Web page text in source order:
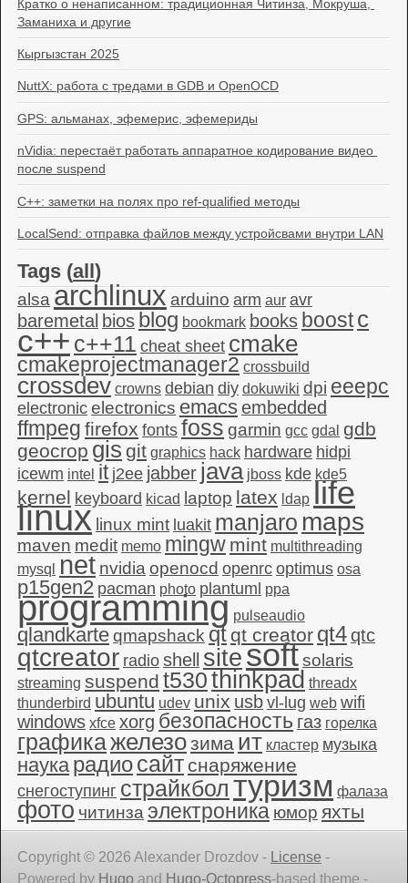
Кратко о ненаписанном: традиционная Читинза, Мокруша,
Заманиха и другие
Кыргызстан 2025
NuttX: работа с тредами в GDB и OpenOCD
GPS: альманах, эфемерис, эфемериды
nVidia: перестаёт работать аппаратное кодирование видео
после suspend
C++: заметки на полях про ref-qualified методы
LocalSend: отправка файлов между устройсвами внутри LAN
Tags (all)
alsaarchlinux arduino arm aur avr
baremetal bios blog bookmark books boost c
c++c++11 cheat sheet cmake
cmakeprojectmanager2 crossbuild
crossdev crowns debian diy dokuwiki dpi eeepc
electronic electronics emacsembedded
ffmpeg firefox fonts foss garmin gcc gdal gdb
geocrop gis git graphics hack hardware hidpi
icewm intel it j2ee jabber java jboss kde kde5
kernel keyboard kicad laptop latex ldap life
linux linux mint luakit manjaro maps
maven medit memo mingw mint multithreading
mysql
net nvidiaopenocd openrc optimus osa
p15gen2 pacman photo plantuml ppa
programming pulseaudio
qlandkarteqmapshack qt qt creator qt4qtc
qtcreator radio shell sitesoftsolaris
streaming suspend t530thinkpad threadx
thunderbird ubuntu udev unix usb vl-lug web wifi
windows xfce xorg безопасность газ горелка
графикажелезозима ит кластер музыка
наука радиосайт снаряжение
снегоступинг страйкбол туризм фалаза
фото читинзаэлектроника юмор яхты
Copyright © 2026 Alexander Drozdov - License -
Powered by Hugo and Hugo-Octopress-based theme -